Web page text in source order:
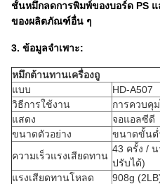
ชั้นหมึกลดการพิมพ์ของบอร์ด PS
ของผลิตภัณฑ์อื่น ๆ
3. ข้อมูลจำเพาะ:
หมึกต้านทานเครื่องถู
แบบ
HD-A507
วิธีการใช้งาน
การควบคุ
แสดง
จอแอลซีดี
ขนาดตัวอย่าง
ขนาดขั้นต่
ความเร็วแรงเสียดทาน
43 ครั้ง /
ปรับได้)
แรงเสียดทานโหลด
908g